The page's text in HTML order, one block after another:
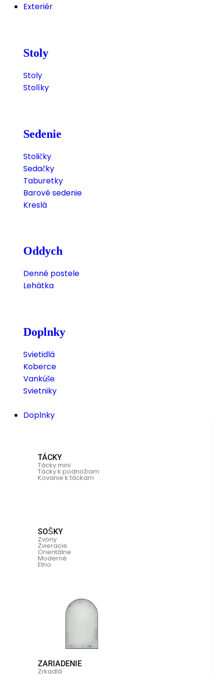
Exteriér
Stoly
Stoly
Stolíky
Sedenie
Stoličky
Sedačky
Taburetky
Barové sedenie
Kreslá
Oddych
Denné postele
Lehátka
Doplnky
Svietidlá
Koberce
Vankúše
Svietniky
Doplnky
TÁCKY
Tácky mini
Tácky k podnožiam
Kovanie k táckam
SOŠKY
Zvony
Zvieracie
Orientálne
Moderné
Etno
ZARIADENIE
Zrkadlá